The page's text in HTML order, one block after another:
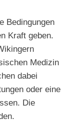
Bedingungen
Kraft geben.
Medizin
dabei
oder eine
Die